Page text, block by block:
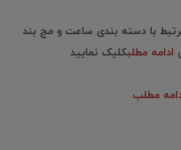
با دسته بندی ساعت و مچ بند
ادامه مطلبکلیک نمایید
مطلب